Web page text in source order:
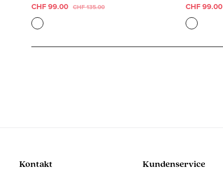
CHF 99.00 CHF 135.00
CHF 99.00
Kontakt Kundenservice